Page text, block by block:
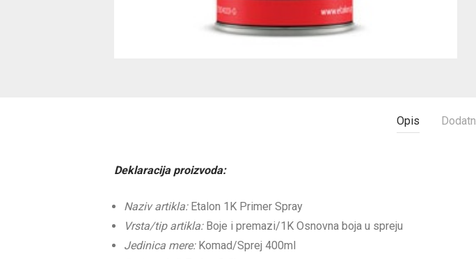
Opis
Deklaracija proizvoda:
Naziv artikla:Etalon 1K Primer Spray
Vrsta/tip artikla: Boje i premazi/1K Osnovna boja u spreju
Jedinica mere:Komad/Sprej 400ml